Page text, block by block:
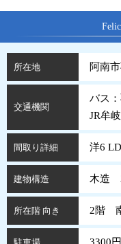
所在地 阿南
交通機関
バス
JR牟
間取り詳細 洋6
建物構造 木造
所在階 向き 2階